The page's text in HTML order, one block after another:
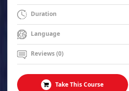
Duration
Language
Reviews (0)
Take This Course